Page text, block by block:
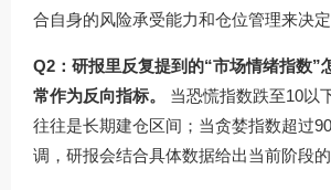
合自身的风险承受能力和仓位管理来决定
Q2：研报里反复提到的“市场情绪指数”
常作为反向指标。
当恐慌指数跌至10以
往往是长期建仓区间；当贪婪指数超过
调，研报会结合具体数据给出当前阶段的